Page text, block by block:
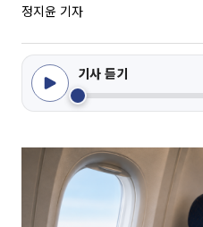
정지윤 기자
기사 듣기